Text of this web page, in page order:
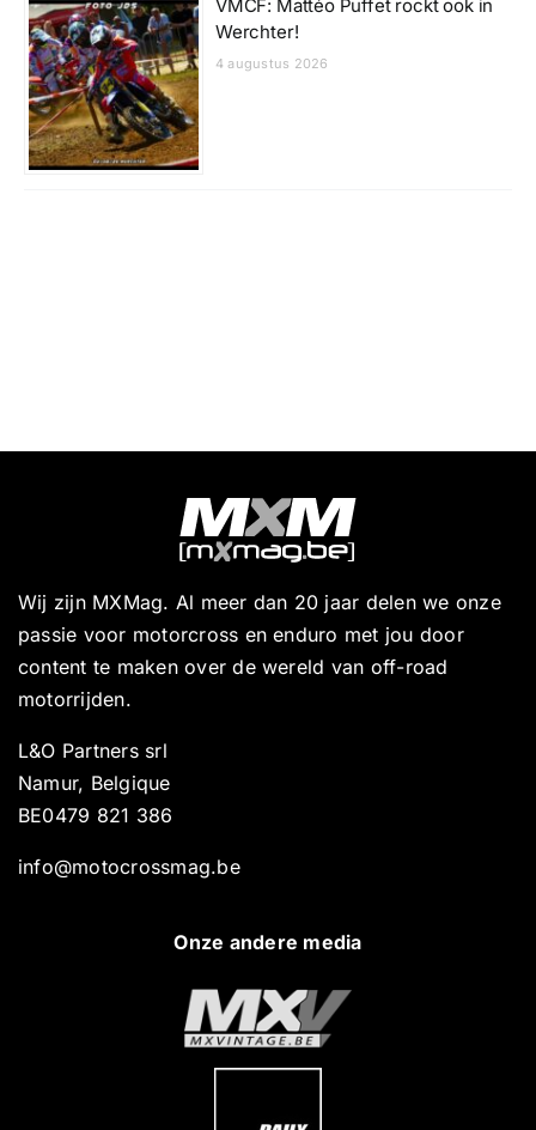
VMCF: Mattéo Puffet rockt ook in
Werchter!
4 augustus 2026
Wij zijn MXMag. Al meer dan 20 jaar delen we onze
passie voor motorcross en enduro met jou door
content te maken over de wereld van off-road
motorrijden.
L&O Partners srl
Namur, Belgique
BE0479 821 386
info@motocrossmag.be
Onze andere media